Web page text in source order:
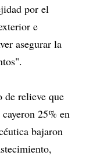
por el
e
asegurar la
de relieve que
25% en
bajaron